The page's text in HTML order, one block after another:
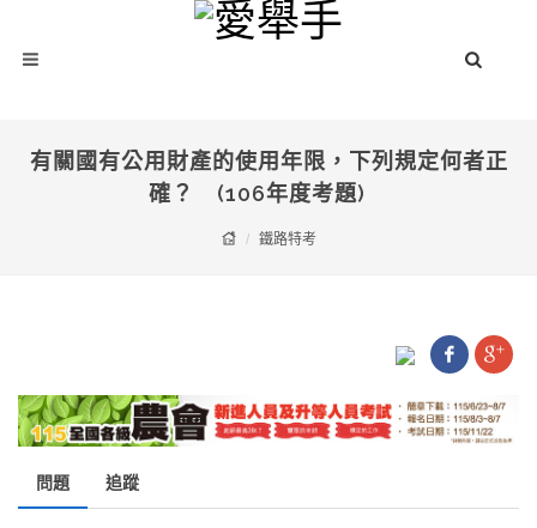
有關國有公用財產的使用年限，下列規定何者正
確？ (106年度考題)
鐵路特考
問題 追蹤